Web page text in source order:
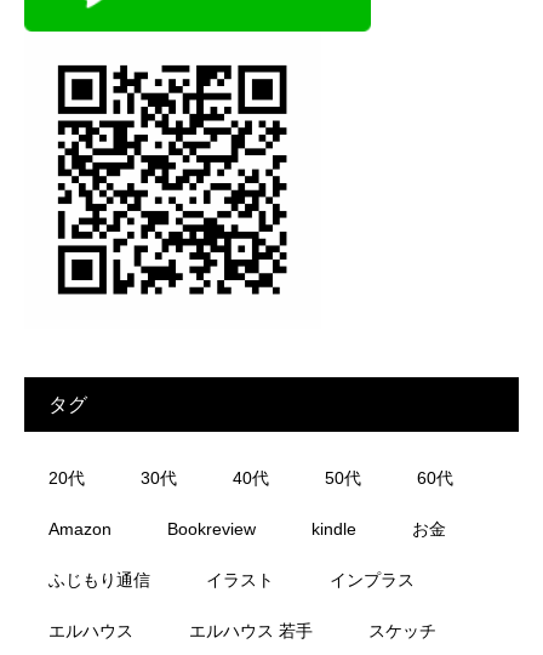
タグ
20代 30代 40代 50代 60代
Amazon Bookreview kindle お金
ふじもり通信 イラスト インプラス
エルハウス エルハウス 若手 スケッチ